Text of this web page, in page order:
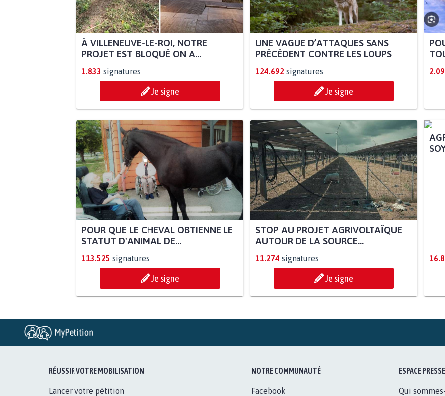
À VILLENEUVE-LE-ROI, NOTRE
PROJET EST BLOQUÉ ON A...
1.833 signatures
Je signe
UNE VAGUE D’ATTAQUES SANS
PRÉCÉDENT CONTRE LES LOUPS
124.692 signatures
Je signe
POUR QUE LE CHEVAL OBTIENNE LE
STATUT D'ANIMAL DE...
113.525 signatures
Je signe
STOP AU PROJET AGRIVOLTAÏQUE
AUTOUR DE LA SOURCE...
11.274 signatures
Je signe
RÉUSSIR VOTRE MOBILISATION
Lancer votre pétition
NOTRE COMMUNAUTÉ
Facebook
ESPACE PRESSE
Qui